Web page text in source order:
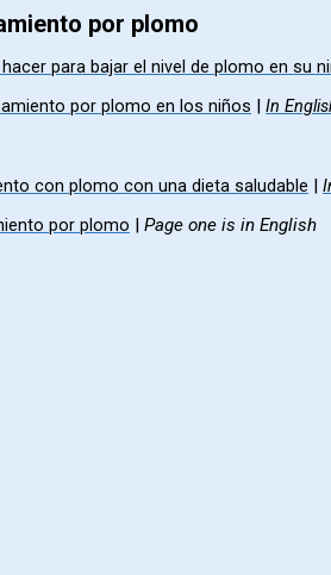
por plomo
para bajar el nivel de plomo en su
por plomo en los niños
In
con plomo con una dieta saludable |
por plomo | Page one is in English